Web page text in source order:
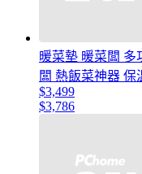
暖菜墊 暖菜闆 多
闆 熱飯菜神器 保
$3,499
$3,786